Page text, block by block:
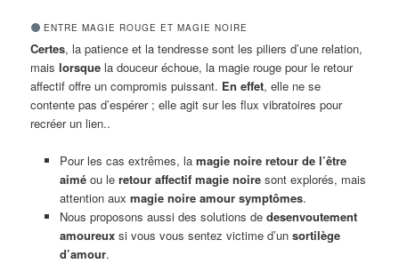
ENTRE MAGIE ROUGE ET MAGIE NOIRE
Certes, la patience et la tendresse sont les piliers d’une relation,
maislorsque la douceur échoue, la magie rouge pour le retour
affectif offre un compromis puissant. En effet, elle ne se
contente pas d’espérer ; elle agit sur les flux vibratoires pour
recréer un lien..
Pour les cas extrêmes, la magie noire retour de l’être
aiméou le retour affectif magie noiresont explorés, mais
attention aux magie noire amour symptômes.
Nous proposons aussi des solutions de desenvoutement
amoureuxsi vous vous sentez victime d’un sortilège
d’amour.